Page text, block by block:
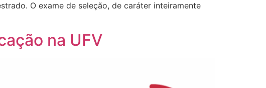
O exame de seleção, de caráter inteiramente
na UFV